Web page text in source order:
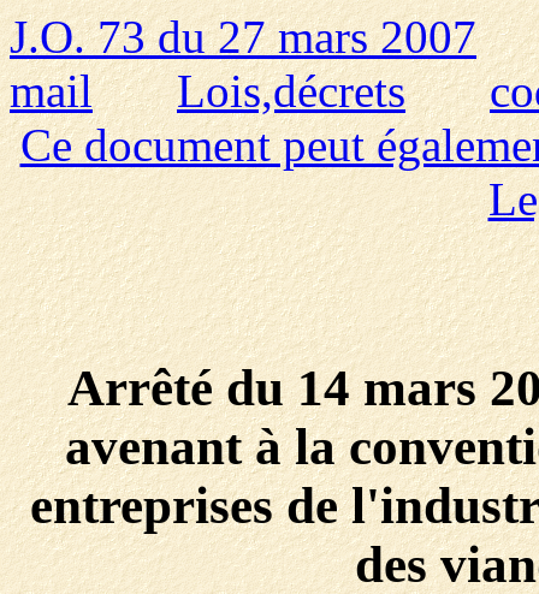
J.O. 73 du 27 mars 2007
mail
Lois,décrets
Ce document peut
Arrêté du 14 mars
avenant à la
entreprises de
des